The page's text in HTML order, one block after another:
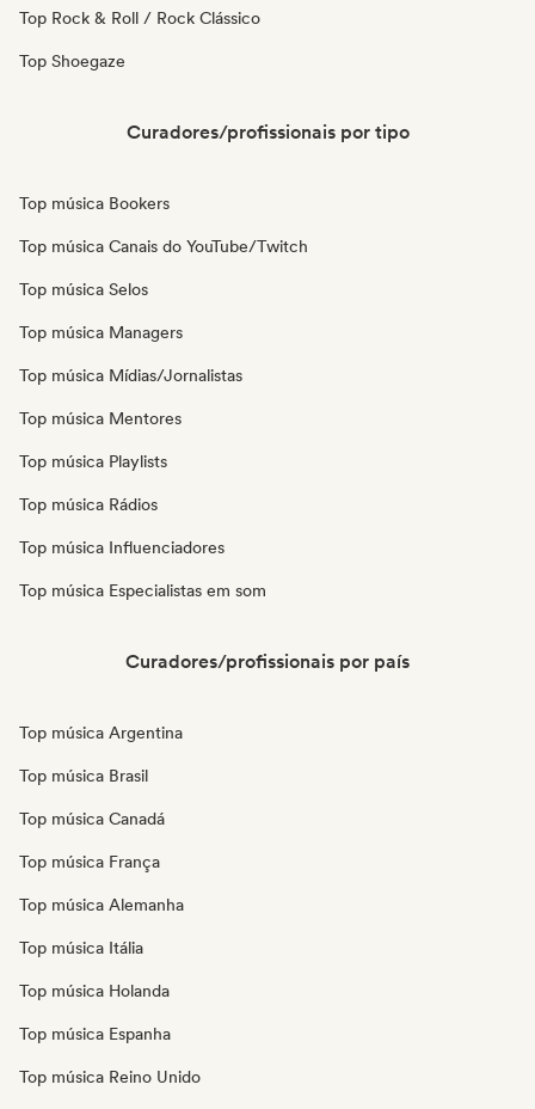
Top Rock & Roll / Rock Clássico
Top Shoegaze
Curadores/profissionais por tipo
Top música Bookers
Top música Canais do YouTube/Twitch
Top música Selos
Top música Managers
Top música Mídias/Jornalistas
Top música Mentores
Top música Playlists
Top música Rádios
Top música Influenciadores
Top música Especialistas em som
Curadores/profissionais por país
Top música Argentina
Top música Brasil
Top música Canadá
Top música França
Top música Alemanha
Top música Itália
Top música Holanda
Top música Espanha
Top música Reino Unido